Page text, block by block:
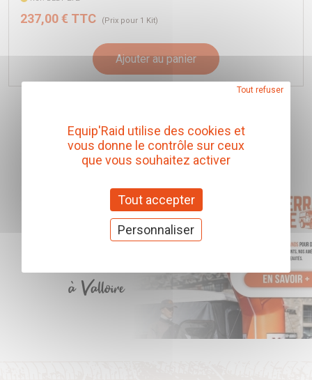
237,00 € TTC (Prix pour 1 Kit)
Ajouter au panier
Equip'Raid utilise des cookies et
vous donne le contrôle sur ceux
que vous souhaitez activer
Tout accepter
Tout refuser
Personnaliser